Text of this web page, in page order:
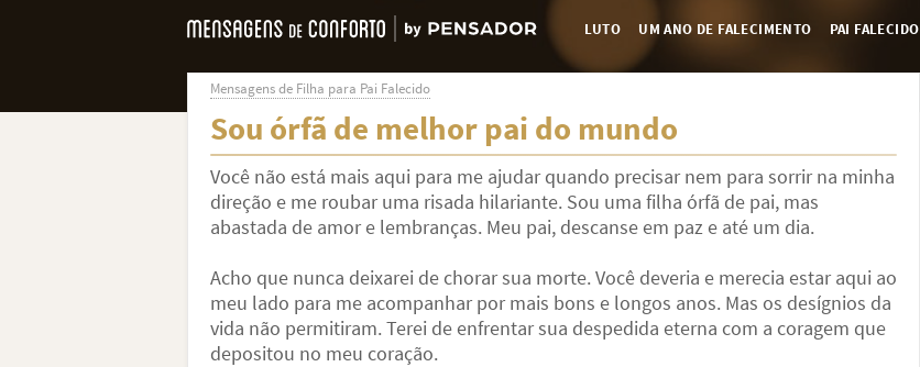
LUTO UM ANO DE FALECIMENTO PAI FALECIDO
Mensagens de Filha para Pai Falecido
Sou órfã de melhor pai do mundo
Você não está mais aqui para me ajudar quando precisar nem para sorrir na minha
direção e me roubar uma risada hilariante. Sou uma filha órfã de pai, mas
abastada de amor e lembranças. Meu pai, descanse em paz e até um dia.
Acho que nunca deixarei de chorar sua morte. Você deveria e merecia estar aqui ao
meu lado para me acompanhar por mais bons e longos anos. Mas os desígnios da
vida não permitiram. Terei de enfrentar sua despedida eterna com a coragem que
depositou no meu coração.